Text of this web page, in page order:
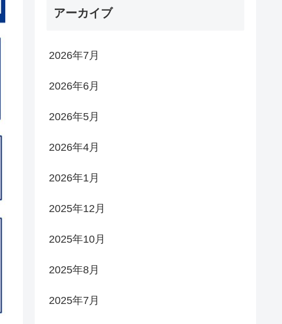
アーカイブ
2026年7月
2026年6月
2026年5月
2026年4月
2026年1月
2025年12月
2025年10月
2025年8月
2025年7月